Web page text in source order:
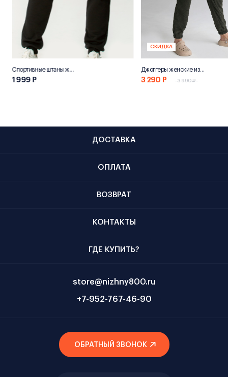
Спортивные штаны женские «НН800»
1 999 ₽
СКИДКА
Джоггеры женские из переработанного хлопка "Эко 800"
3 290 ₽ 3 990 ₽
ДОСТАВКА
ОПЛАТА
ВОЗВРАТ
КОНТАКТЫ
ГДЕ КУПИТЬ?
store@nizhny800.ru
+7-952-767-46-90
ОБРАТНЫЙ ЗВОНОК